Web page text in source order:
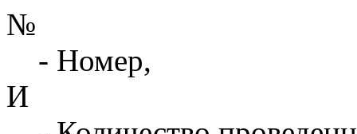
№
- Номер,
И